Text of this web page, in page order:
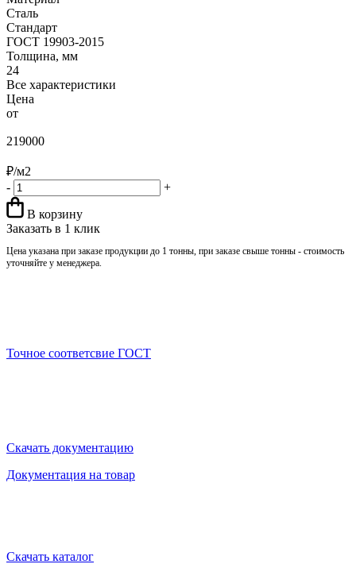
Сталь
Стандарт
ГОСТ 19903-2015
Толщина, мм
24
Все характеристики
Цена
от
219000
₽/м2
-
+
В корзину
Заказать в 1 клик
Цена указана при заказе продукции до 1 тонны, при заказе свыше тонны - стоимость
уточняйте у менеджера.
Точное соответсвие ГОСТ
Скачать документацию
Документация на товар
Скачать каталог